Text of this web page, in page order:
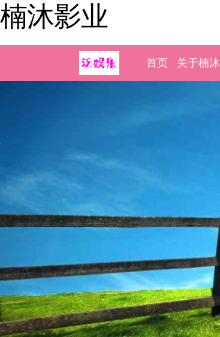
楠沐影业
首页 关于楠